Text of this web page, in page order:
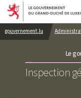
gouvernement.lu
Le
Inspection